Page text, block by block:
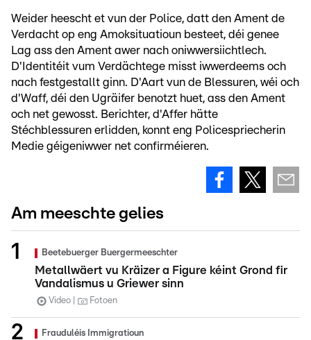
Weider heescht et vun der Police, datt den Ament de
Verdacht op eng Amoksituatioun besteet, déi genee
Lag ass den Ament awer nach oniwwersiichtlech.
D'Identitéit vum Verdächtege misst iwwerdeems och
nach festgestallt ginn. D'Aart vun de Blessuren, wéi och
d'Waff, déi den Ugräifer benotzt huet, ass den Ament
och net gewosst. Berichter, d'Affer hätte
Stéchblessuren erlidden, konnt eng Policespriecherin
Medie géigeniwwer net confirméieren.
Am meeschte gelies
Beetebuerger Buergermeeschter
Metallwäert vu Kräizer a Figure kéint Grond fir
Vandalismus u Griewer sinn
Video Fotoen
Frauduléis Immigratioun